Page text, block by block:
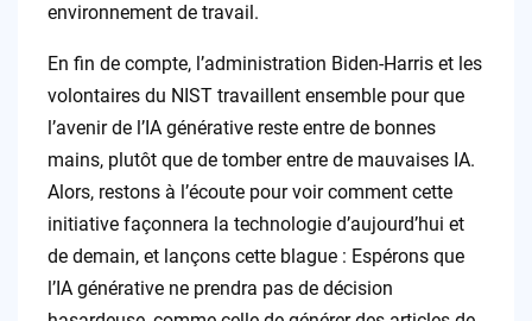
environnement de travail.
En fin de compte, l’administration Biden-Harris et les
volontaires du NIST travaillent ensemble pour que
l’avenir de l’IA générative reste entre de bonnes
mains, plutôt que de tomber entre de mauvaises IA.
Alors, restons à l’écoute pour voir comment cette
initiative façonnera la technologie d’aujourd’hui et
de demain, et lançons cette blague : Espérons que
l’IA générative ne prendra pas de décision